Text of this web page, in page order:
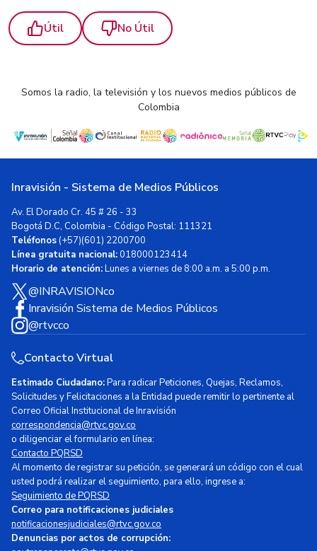
Útil No Útil
Somos la radio, la televisión y los nuevos medios públicos de
Colombia
Inravisión - Sistema de Medios Públicos
Av. El Dorado Cr. 45 # 26 - 33
Bogotá D.C, Colombia - Código Postal: 111321
Teléfonos(+57)(601) 2200700
Línea gratuita nacional:018000123414
Horario de atención:Lunes a viernes de 8:00 a.m. a 5:00 p.m.
@INRAVISIONco
Inravisión Sistema de Medios Públicos
@rtvcco
Contacto Virtual
Estimado Ciudadano:Para radicar Peticiones, Quejas, Reclamos,
Solicitudes y Felicitaciones a la Entidad puede remitir lo pertinente al
Correo Oficial Institucional de Inravisión
correspondencia@rtvc.gov.co
o diligenciar el formulario en línea:
Contacto PQRSD
Al momento de registrar su petición, se generará un código con el cual
usted podrá realizar el seguimiento, para ello, ingrese a:
Seguimiento de PQRSD
Correo para notificaciones judiciales
notificacionesjudiciales@rtvc.gov.co
Denuncias por actos de corrupción: